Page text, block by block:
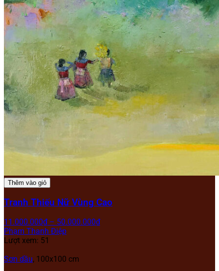
Thêm vào giỏ
Tranh Thiếu Nữ Vùng Cao
11.000.000₫ – 50.000.000₫
Phạm Thanh Điệp
Lượt xem: 51
Sơn dầu, 100x100 cm